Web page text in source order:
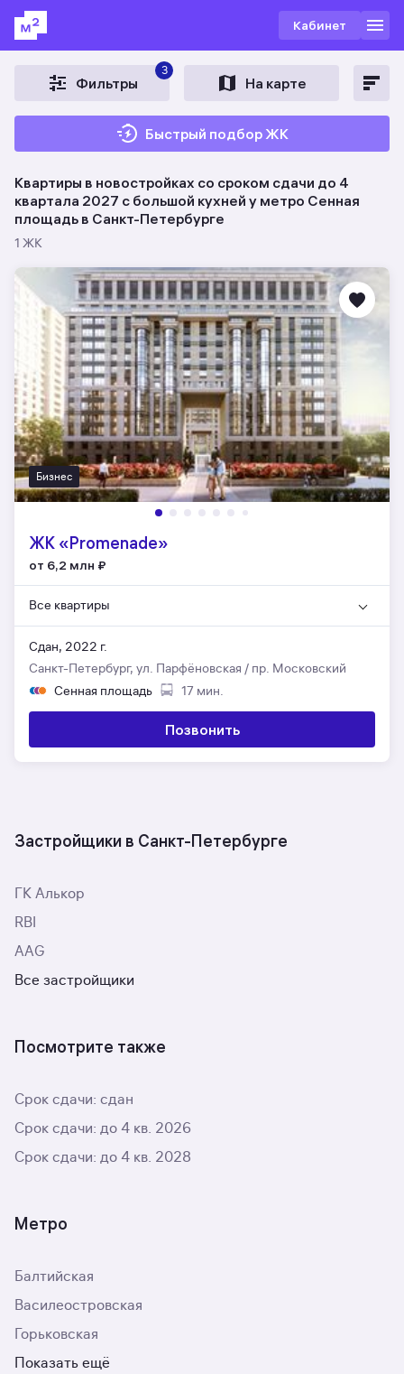
Кабинет
Фильтры
3
На карте
Быстрый подбор ЖК
Квартиры в новостройках со сроком сдачи до 4
квартала 2027 c большой кухней у метро Сенная
площадь в Санкт-Петербурге
1 ЖК
Бизнес
ЖК «Promenade»
от 6,2 млн ₽
Все квартиры
Сдан, 2022 г.
Санкт-Петербург, ул. Парфёновская / пр. Московский
Сенная площадь
17 мин.
Позвонить
Застройщики в Санкт-Петербурге
ГК Алькор
RBI
AAG
Все застройщики
Посмотрите также
Срок сдачи: сдан
Срок сдачи: до 4 кв. 2026
Срок сдачи: до 4 кв. 2028
Метро
Балтийская
Василеостровская
Горьковская
Показать ещё